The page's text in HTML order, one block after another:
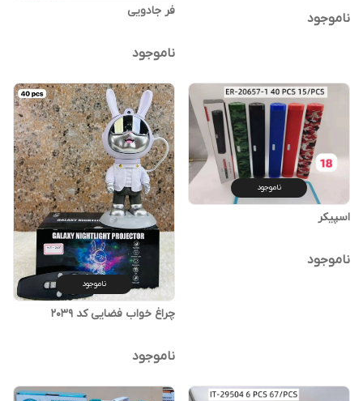
ناموجود فر جادویی
ناموجود
ناموجود
اسپیکر
ناموجود
ناموجود
چراغ خواب فضایی کد 2039
ناموجود